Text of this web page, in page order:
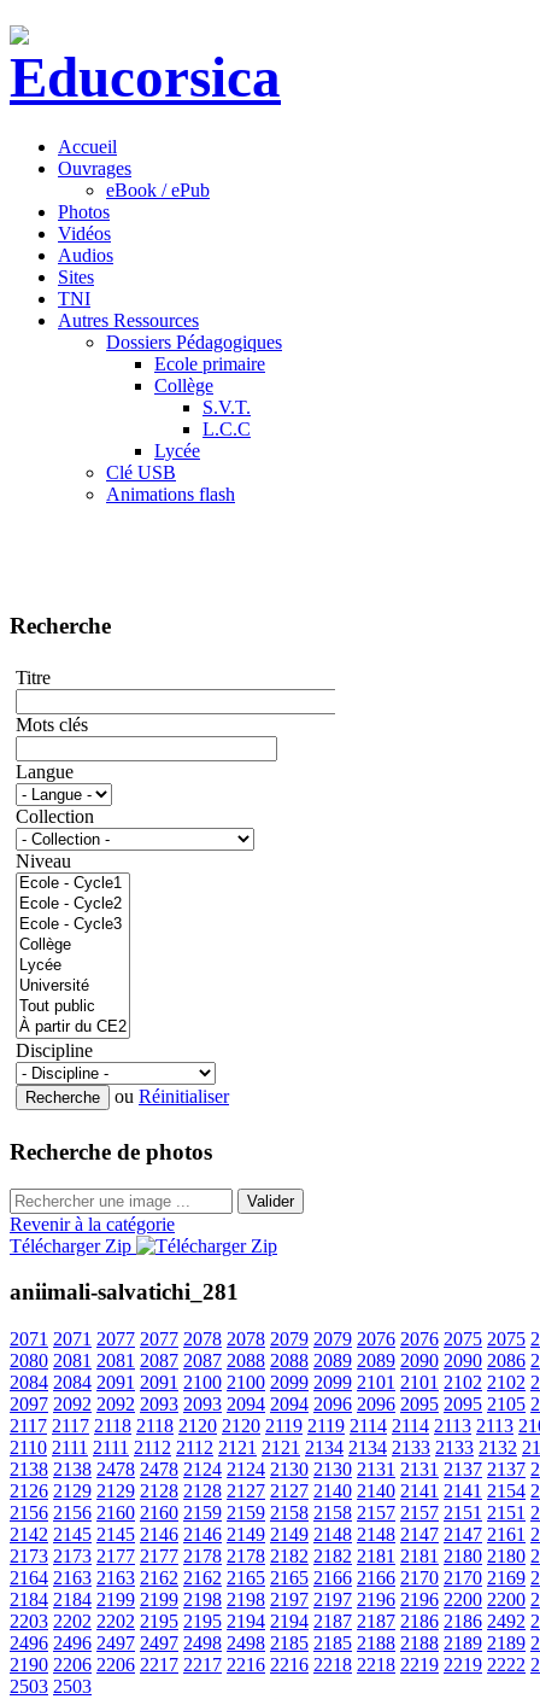
Accueil
Ouvrages
eBook / ePub
Photos
Vidéos
Audios
Sites
TNI
Autres Ressources
Dossiers Pédagogiques
Ecole primaire
Collège
S.V.T.
L.C.C
Lycée
Clé USB
Animations flash
Recherche
Titre
Mots clés
Langue
Collection
Niveau
Discipline
ou Réinitialiser
Recherche de photos
Valider
Revenir à la catégorie
Télécharger Zip
aniimali-salvatichi_281
2071 2071 2077 2077 2078 2078 2079 2079 2076 2076 2075 2075
2080 2081 2081 2087 2087 2088 2088 2089 2089 2090 2090 2086
2084 2084 2091 2091 2100 2100 2099 2099 2101 2101 2102 2102
2097 2092 2092 2093 2093 2094 2094 2096 2096 2095 2095 2105
2117 2117 2118 2118 2120 2120 2119 2119 2114 2114 2113 2113
2110 2111 2111 2112 2112 2121 2121 2134 2134 2133 2133 2132
2138 2138 2478 2478 2124 2124 2130 2130 2131 2131 2137 2137
2126 2129 2129 2128 2128 2127 2127 2140 2140 2141 2141 2154
2156 2156 2160 2160 2159 2159 2158 2158 2157 2157 2151 2151
2142 2145 2145 2146 2146 2149 2149 2148 2148 2147 2147 2161
2173 2173 2177 2177 2178 2178 2182 2182 2181 2181 2180 2180
2164 2163 2163 2162 2162 2165 2165 2166 2166 2170 2170 2169
2184 2184 2199 2199 2198 2198 2197 2197 2196 2196 2200 2200
2203 2202 2202 2195 2195 2194 2194 2187 2187 2186 2186 2492
2496 2496 2497 2497 2498 2498 2185 2185 2188 2188 2189 2189
2190 2206 2206 2217 2217 2216 2216 2218 2218 2219 2219 2222
2503 2503